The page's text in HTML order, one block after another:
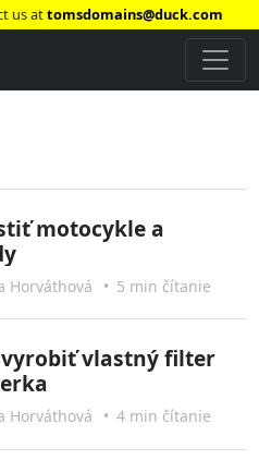
us attomsdomains@duck.com
motocykle a
Horváthová • 5 min čítanie
vlastný filter
Horváthová • 4 min čítanie